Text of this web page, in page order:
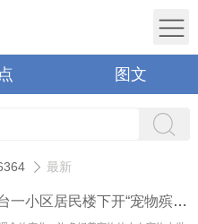
图文
最新
南京雨花台一小区居民楼下开“宠物殡葬店” 楼上业主瘆得慌